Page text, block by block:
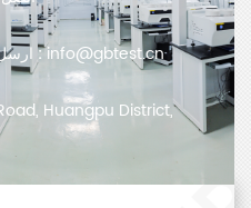
ارسل لنا عبر البريد الإلكتروني :info@gbtest.cn
Huangpu District,